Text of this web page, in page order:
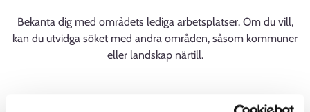
Bekanta dig med områdets lediga arbetsplatser. Om du vill,
kan du utvidga söket med andra områden, såsom kommuner
eller landskap närtill.